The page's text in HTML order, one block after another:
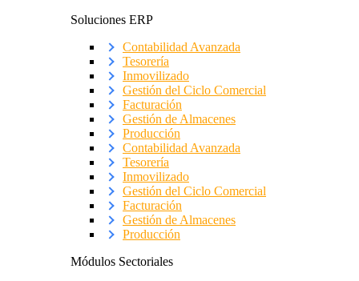
Soluciones ERP
Contabilidad Avanzada
Tesorería
Inmovilizado
Gestión del Ciclo Comercial
Facturación
Gestión de Almacenes
Producción
Contabilidad Avanzada
Tesorería
Inmovilizado
Gestión del Ciclo Comercial
Facturación
Gestión de Almacenes
Producción
Módulos Sectoriales